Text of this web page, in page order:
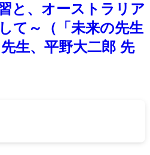
と、オーストラリア
て～（「未来の先生
生、平野大二郎 先